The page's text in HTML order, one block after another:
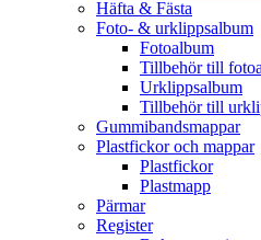
Häfta & Fästa
Foto- & urklippsalbum
Fotoalbum
Tillbehör till
Urklippsalbum
Tillbehör till
Gummibandsmappar
Plastfickor och mappar
Plastfickor
Plastmapp
Pärmar
Register